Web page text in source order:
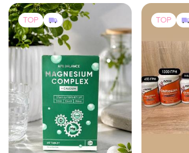
TOP TOP